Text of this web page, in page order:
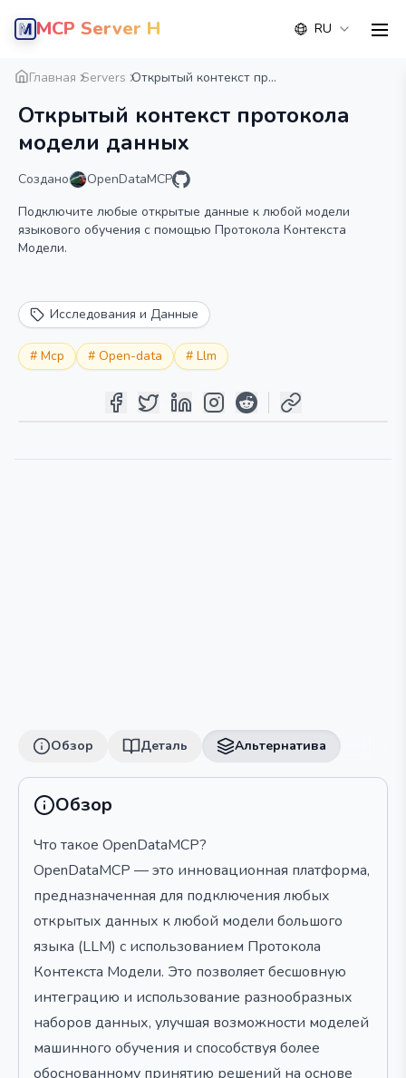
MCP Server Hub RU
Главная Servers Открытый контекст пр...
Открытый контекст протокола
модели данных
Создано
OpenDataMCP
Подключите любые открытые данные к любой модели
языкового обучения с помощью Протокола Контекста
Модели.
Исследования и Данные
# Mcp # Open-data # Llm
Обзор Деталь Альтернатива
Обзор Деталь Альтернатива
Обзор
Что такое OpenDataMCP?
OpenDataMCP — это инновационная платформа,
предназначенная для подключения любых
открытых данных к любой модели большого
языка (LLM) с использованием Протокола
Контекста Модели. Это позволяет бесшовную
интеграцию и использование разнообразных
наборов данных, улучшая возможности моделей
машинного обучения и способствуя более
обоснованному принятию решений на основе